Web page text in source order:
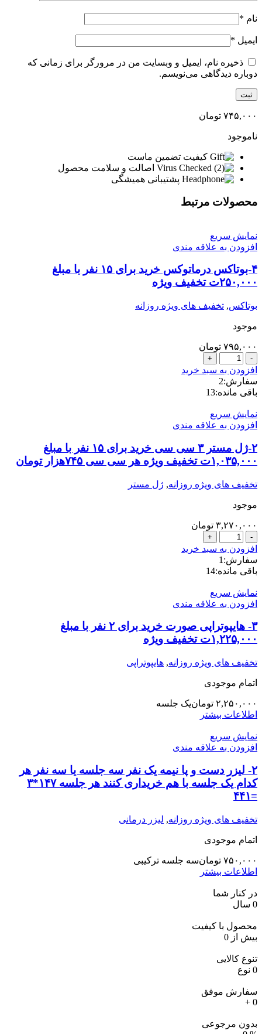
نام *
ایمیل *
ذخیره نام، ایمیل و وبسایت من در مرورگر برای زمانی که
دوباره دیدگاهی می‌نویسم.
۷۴۵,۰۰۰ تومان
ناموجود
کیفیت تضمین ماست
اصالت و سلامت محصول
پشتیبانی همیشگی
محصولات مرتبط
نمایش سریع
افزودن به علاقه مندی
۴-بوتاکس درماتوکس خرید برای ۱۵ نفر با مبلغ
۲۵۰,۰۰۰ت تخفیف ویژه
بوتاکس, تخفیف های ویژه روزانه
موجود
۷۹۵,۰۰۰ تومان
4-
بوتاکس
درماتوکس
خرید
15
نفر
با
مبلغ
250,000ت
تخفیف
عدد
افزودن به سبد خرید
سفارش:2
باقی مانده:13
نمایش سریع
افزودن به علاقه مندی
۲-ژل مستر ۳ سی سی خرید برای ۱۵ نفر با مبلغ
۱,۰۳۵,۰۰۰ت تخفیف ویژه هر سی سی ۷۴۵هزار تومان
تخفیف های ویژه روزانه, ژل مستر
موجود
۳,۲۷۰,۰۰۰ تومان
2-
ژل
مستر
3
سی
سی
خرید
برای
15
نفر
با
1,035,000ت
ویژه
هر
سی
745هزار
تومان
افزودن به سبد خرید
سفارش: 1
باقی مانده:14
نمایش سریع
افزودن به علاقه مندی
۳- هایپوتراپی صورت خرید برای ۲ نفر با مبلغ
۱,۲۲۵,۰۰۰ت تخفیف ویژه
تخفیف های ویژه روزانه, هایپوتراپی
اتمام موجودی
۲,۲۵۰,۰۰۰ تومانیک جلسه
اطلاعات بیشتر
نمایش سریع
افزودن به علاقه مندی
۲- لیزر دست و پا نیمه یک نفر سه جلسه یا سه نفر هر
کدام یک جلسه با هم خریداری کنند هر جلسه ١۴٧*٣
=۴۴١
تخفیف های ویژه روزانه, لیزر درمانی
اتمام موجودی
۷۵۰,۰۰۰ تومانسه جلسه ترکیبی
اطلاعات بیشتر
در کنار شما
0 سال
محصول با کیفیت
بیش از 0
تنوع کالایی
0 نوع
سفارش موفق
0
+
بدون مرجوعی